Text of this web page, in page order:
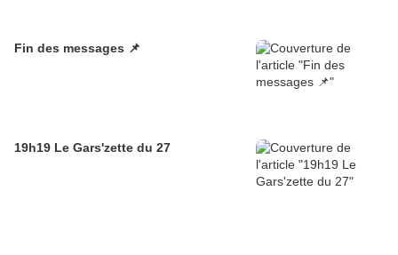
Fin des messages 📌
19h19 Le Gars'zette du 27